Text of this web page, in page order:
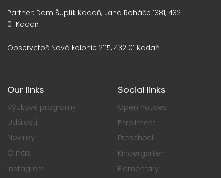
Partner: Ddm Šuplík Kadaň, Jana Roháče 1381, 432
01 Kadaň
Observatoř: Nová kolonie 2115, 432 01 Kadaň
Our links
Výukové programy
Události
Novinky
O nás
Instagram
Social links
Open houses
Enrollment
Preschool
Kindergarten
Elementary